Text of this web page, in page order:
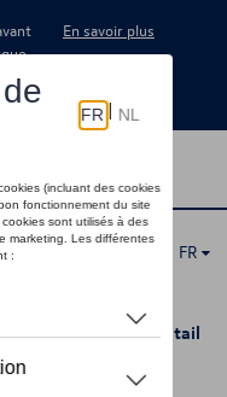
En savoir plus
FR
>Intérieur > Détail